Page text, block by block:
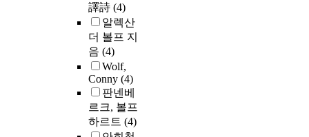
譯詩 (4)
알렉산
더 볼프 지
음 (4)
Wolf,
Conny (4)
판넨베
르크, 볼프
하르트 (4)